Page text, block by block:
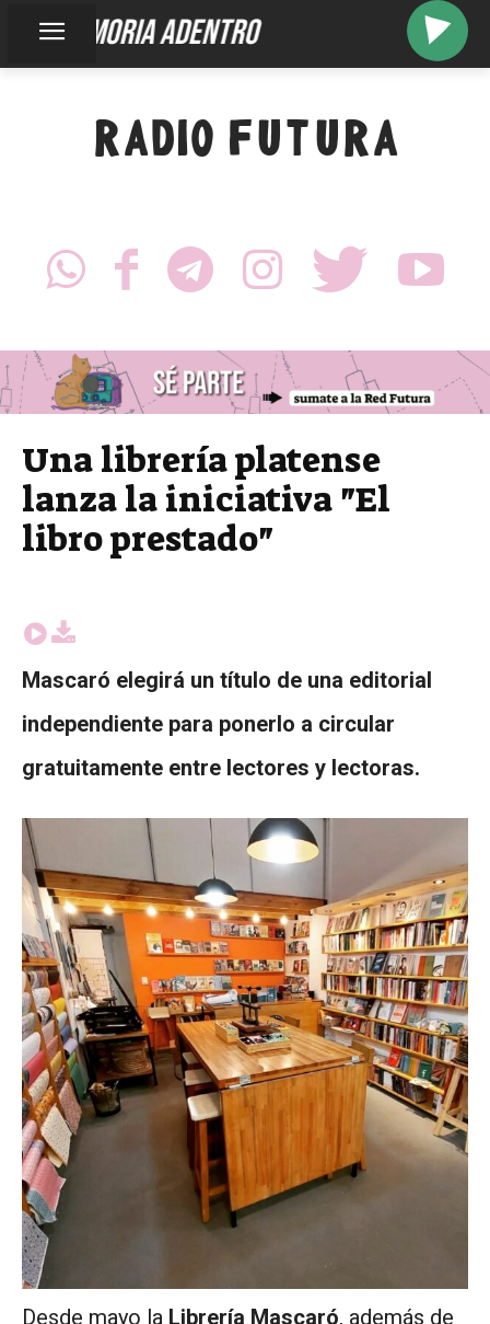
memoria adentro
RADIO FUTURA
Una librería platense
lanza la iniciativa "El
libro prestado"
Mascaró elegirá un título de una editorial
independiente para ponerlo a circular
gratuitamente entre lectores y lectoras.
Desde mayo la Librería Mascaró, además de